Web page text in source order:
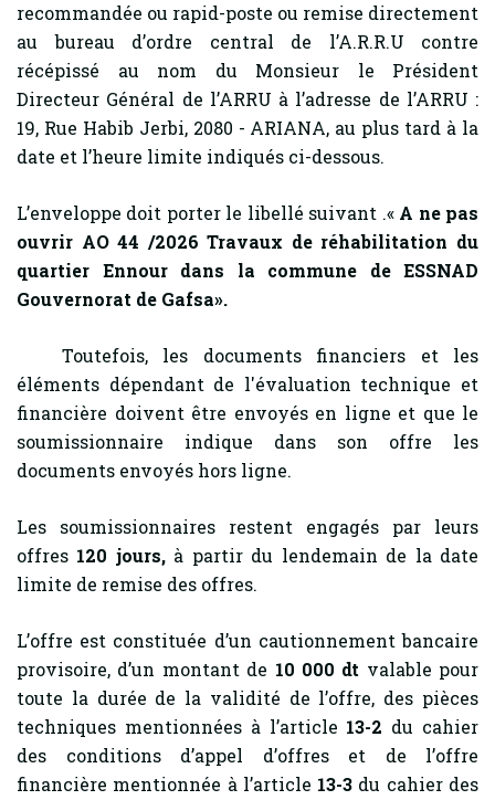
recommandée ou rapid-poste ou remise directement
au bureau d’ordre central de l’A.R.R.U contre
récépissé au nom du Monsieur le Président
Directeur Général de l’ARRU à l’adresse de l’ARRU :
19, Rue Habib Jerbi, 2080 - ARIANA, au plus tard à la
date et l’heure limite indiqués ci-dessous.
L’enveloppe doit porter le libellé suivant .« A ne pas
ouvrir AO 44 /2026Travaux de réhabilitation du
quartier Ennour dans la commune de ESSNAD
Gouvernorat de Gafsa».
Toutefois, les documents financiers et les
éléments dépendant de l'évaluation technique et
financière doivent être envoyés en ligne et que le
soumissionnaire indique dans son offre les
documents envoyés hors ligne.
Les soumissionnaires restent engagés par leurs
offres 120 jours,à partir du lendemain de la date
limite de remise des offres.
L’offre est constituée d’un cautionnement bancaire
provisoire, d’un montant de 10 000 dt valable pour
toute la durée de la validité de l’offre, des pièces
techniques mentionnées à l’article 13-2 du cahier
des conditions d’appel d’offres et de l’offre
financière mentionnée à l’article 13-3 du cahier des